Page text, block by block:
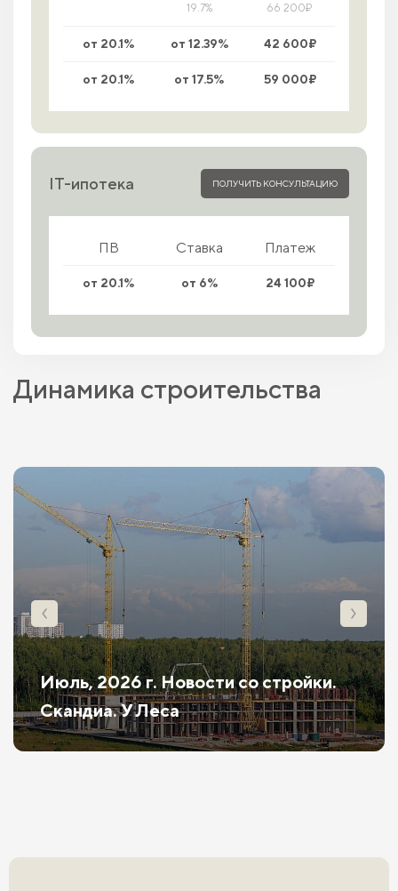
19.7%
66 200₽
от 20.1% от 12.39% 42 600₽
от 20.1% от 17.5% 59 000₽
IT-ипотека ПОЛУЧИТЬ КОНСУЛЬТАЦИЮ
ПВ Ставка Платеж
от 20.1% от 6% 24 100₽
Динамика строительства
Июль, 2026 г. Новости со стройки.
Скандиа. У Леса